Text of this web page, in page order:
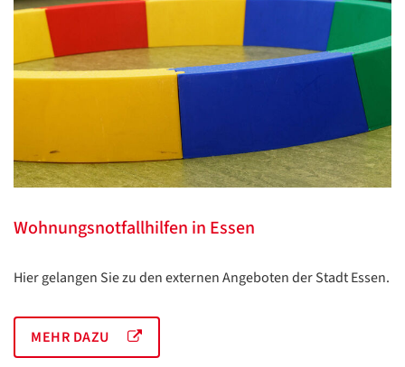
Wohnungsnotfallhilfen in Essen
Hier gelangen Sie zu den externen Angeboten der Stadt Essen.
MEHR DAZU